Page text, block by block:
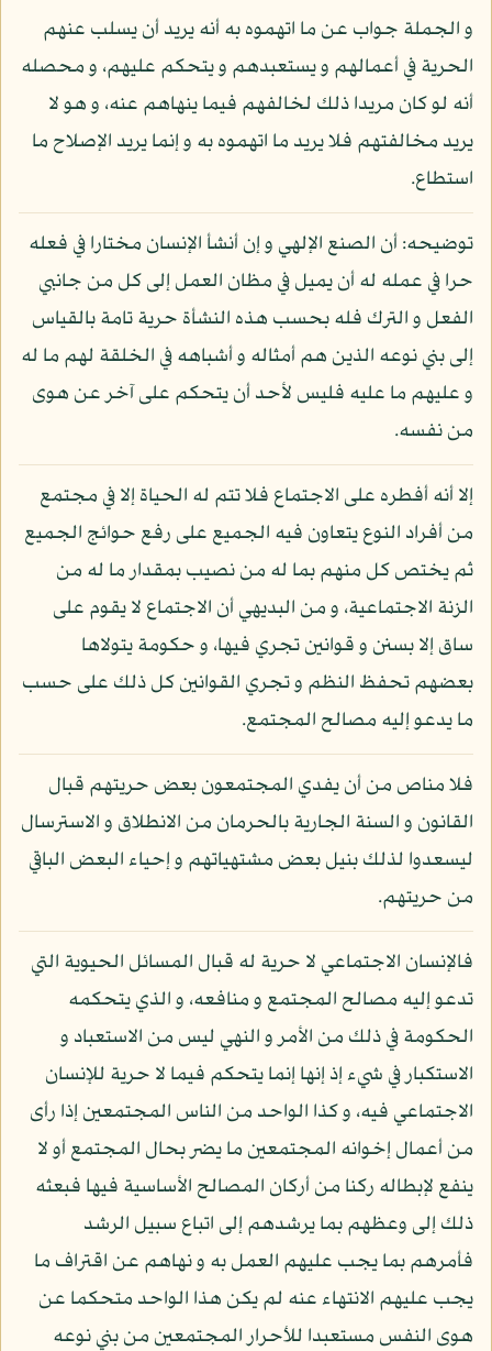
و الجملة جواب عن ما اتهموه به أنه يريد أن يسلب عنهم
الحرية في أعمالهم و يستعبدهم و يتحكم عليهم، و محصله
أنه لو كان مريدا ذلك لخالفهم فيما ينهاهم عنه، و هو لا
يريد مخالفتهم فلا يريد ما اتهموه به و إنما يريد الإصلاح ما
استطاع.
توضيحه: أن الصنع الإلهي و إن أنشأ الإنسان مختارا في فعله
حرا في عمله له أن يميل في مظان العمل إلى كل من جانبي
الفعل و الترك فله بحسب هذه النشأة حرية تامة بالقياس
إلى بني نوعه الذين هم أمثاله و أشباهه في الخلقة لهم ما له
و عليهم ما عليه فليس لأحد أن يتحكم على آخر عن هوى
من نفسه.
إلا أنه أفطره على الاجتماع فلا تتم له الحياة إلا في مجتمع
من أفراد النوع يتعاون فيه الجميع على رفع حوائج الجميع
ثم يختص كل منهم بما له من نصيب بمقدار ما له من
الزنة الاجتماعية، و من البديهي أن الاجتماع لا يقوم على
ساق إلا بسنن و قوانين تجري فيها، و حكومة يتولاها
بعضهم تحفظ النظم و تجري القوانين كل ذلك على حسب
ما يدعو إليه مصالح المجتمع.
فلا مناص من أن يفدي المجتمعون بعض حريتهم قبال
القانون و السنة الجارية بالحرمان من الانطلاق و الاسترسال
ليسعدوا لذلك بنيل بعض مشتهياتهم و إحياء البعض الباقي
من حريتهم.
فالإنسان الاجتماعي لا حرية له قبال المسائل الحيوية التي
تدعو إليه مصالح المجتمع و منافعه، و الذي يتحكمه
الحكومة في ذلك من الأمر و النهي ليس من الاستعباد و
الاستكبار في شيء إذ إنها إنما يتحكم فيما لا حرية للإنسان
الاجتماعي فيه، و كذا الواحد من الناس المجتمعين إذا رأى
من أعمال إخوانه المجتمعين ما يضر بحال المجتمع أو لا
ينفع لإبطاله ركنا من أركان المصالح الأساسية فيها فبعثه
ذلك إلى وعظهم بما يرشدهم إلى اتباع سبيل الرشد
فأمرهم بما يجب عليهم العمل به و نهاهم عن اقتراف ما
يجب عليهم الانتهاء عنه لم يكن هذا الواحد متحكما عن
هوى النفس مستعبدا للأحرار المجتمعين من بني نوعه